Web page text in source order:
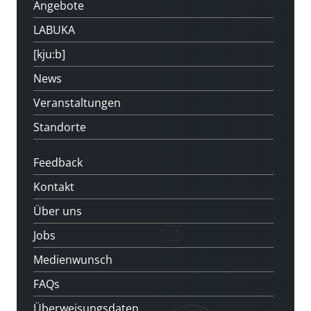
Angebote
LABUKA
[kju:b]
News
Veranstaltungen
Standorte
Feedback
Kontakt
Über uns
Jobs
Medienwunsch
FAQs